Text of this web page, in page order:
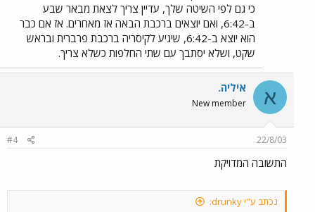
כי גם לפי השיטה שלך, עדיין צריך לצאת מבאר שבע
ב-6:42, ואם יוצאים ברכבת הבאה אז מאחרים. אז אם כבר
הוא יוצא ב-6:42, שיגיע לקיסריה ברכבת פרברית ובראש
שקט, ושלא יסתבך עם שתי החלפות כשלא צריך.
א איליה.
New member
22/8/03
#4
התשובה המדויקת
נכתב ע"י drunky: